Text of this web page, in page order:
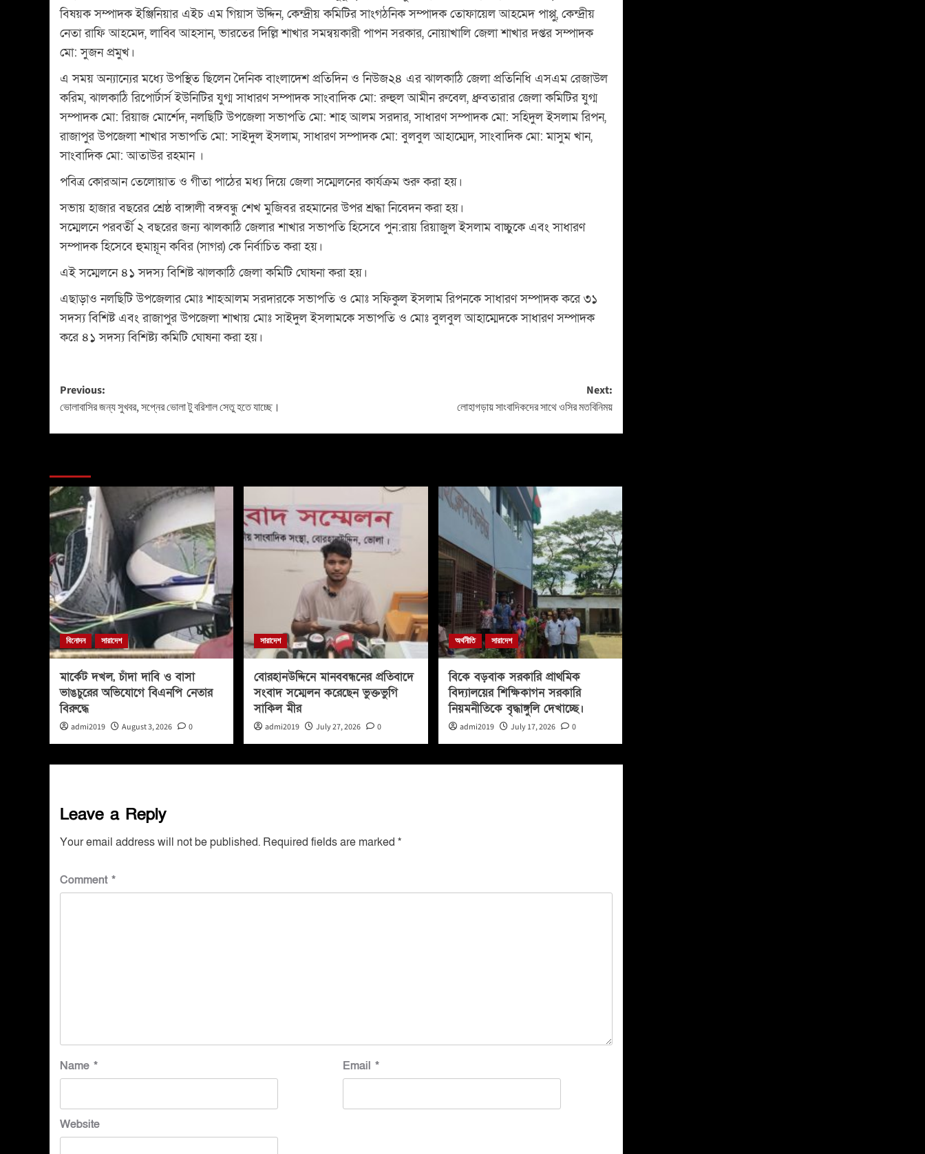
বিষয়ক সম্পাদক ইঞ্জিনিয়ার এইচ এম গিয়াস উদ্দিন, কেন্দ্রীয় কমিটির সাংগঠনিক সম্পাদক তোফায়েল আহমেদ পাপ্পু, কেন্দ্রীয়
নেতা রাফি আহমেদ, লাব্বি আহসান, ভারতের দিল্লি শাখার সমন্বয়কারী পাপন সরকার, নোয়াখালি জেলা শাখার দপ্তর সম্পাদক
মো: সুজন প্রমুখ।
এ সময় অন্যান্যের মধ্যে উপস্থিত ছিলেন দৈনিক বাংলাদেশ প্রতিদিন ও নিউজ২৪ এর ঝালকাঠি জেলা প্রতিনিধি এসএম রেজাউল
করিম, ঝালকাঠি রিপোর্টার্স ইউনিটির যুগ্ম সাধারণ সম্পাদক সাংবাদিক মো: রুহুল আমীন রুবেল, ধ্রুবতারার জেলা কমিটির যুগ্ম
সম্পাদক মো: রিয়াজ মোর্শেদ, নলছিটি উপজেলা সভাপতি মো: শাহ আলম সরদার, সাধারণ সম্পাদক মো: সহিদুল ইসলাম রিপন,
রাজাপুর উপজেলা শাখার সভাপতি মো: সাইদুল ইসলাম, সাধারণ সম্পাদক মো: বুলবুল আহাম্মেদ, সাংবাদিক মো: মাসুম খান,
সাংবাদিক মো: আতাউর রহমান ।
পবিত্র কোরআন তেলোয়াত ও গীতা পাঠের মধ্য দিয়ে জেলা সম্মেলনের কার্যক্রম শুরু করা হয়।
সভায় হাজার বছরের শ্রেষ্ঠ বাঙ্গালী বঙ্গবন্ধু শেখ মুজিবর রহমানের উপর শ্রদ্ধা নিবেদন করা হয়।
সম্মেলনে পরবর্তী ২ বছরের জন্য ঝালকাঠি জেলার শাখার সভাপতি হিসেবে পুন:রায় রিয়াজুল ইসলাম বাচ্চুকে এবং সাধারণ
সম্পাদক হিসেবে হুমায়ূন কবির (সাগর) কে নির্বাচিত করা হয়।
এই সম্মেলনে ৪১ সদস্য বিশিষ্ট ঝালকাঠি জেলা কমিটি ঘোষনা করা হয়।
এছাড়াও নলছিটি উপজেলার মোঃ শাহআলম সরদারকে সভাপতি ও মোঃ সফিকুল ইসলাম রিপনকে সাধারণ সম্পাদক করে ৩১
সদস্য বিশিষ্ট এবং রাজাপুর উপজেলা শাখায় মোঃ সাইদুল ইসলামকে সভাপতি ও মোঃ বুলবুল আহাম্মেদকে সাধারণ সম্পাদক
করে ৪১ সদস্য বিশিষ্ট্য কমিটি ঘোষনা করা হয়।
Previous:
ভোলাবাসির জন্য সুখবর, সপ্নের ভোলা টু বরিশাল সেতু হতে যাচ্ছে।
Next:
লোহাগড়ায় সাংবাদিকদের সাথে ওসির মতবিনিময়
বিনোদন সারাদেশ
মার্কেট দখল, চাঁদা দাবি ও বাসা
ভাঙচুরের অভিযোগে বিএনপি নেতার
বিরুদ্ধে
admi2019 August 3, 2026 0
সারাদেশ
বোরহানউদ্দিনে মানববন্ধনের প্রতিবাদে
সংবাদ সম্মেলন করেছেন ভুক্তভুগি
সাকিল মীর
admi2019 July 27, 2026 0
অর্থনীতি সারাদেশ
বিকে বড়বাক সরকারি প্রাথমিক
বিদ্যালয়ের শিক্ষিকাগন সরকারি
নিয়মনীতিকে বৃদ্ধাঙ্গুলি দেখাচ্ছে।
admi2019 July 17, 2026 0
Leave a Reply
Your email address will not be published. Required fields are marked *
Comment *
Name * Email*
Website